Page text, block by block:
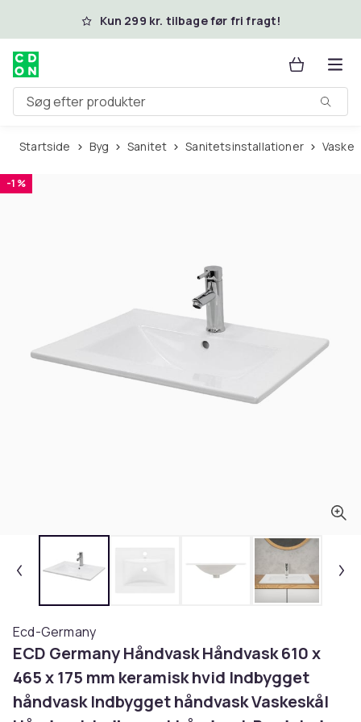
Spring til hovedindhold
Kun 299 kr. tilbage før fri fragt!
Søg efter produkter
Startside Byg Sanitet Sanitetsinstallationer Vaske
-1 %
Ecd-Germany
ECD Germany Håndvask Håndvask 610 x
465 x 175 mm keramisk hvid Indbygget
håndvask Indbygget håndvask Vaskeskål